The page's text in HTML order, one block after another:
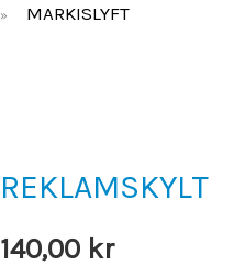
» MARKISLYFT
REKLAMSKYLT
140,00 kr